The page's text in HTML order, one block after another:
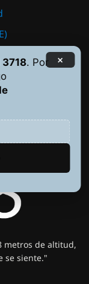
metros de altitud,
se siente."
×
. Por